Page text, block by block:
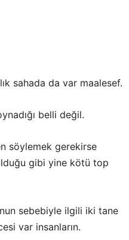
sahada da var maalesef.
belli değil.
söylemek gerekirse
gibi yine kötü top
sebebiyle ilgili iki tane
var insanların.